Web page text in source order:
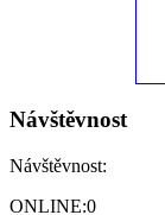
Návštěvnost
Návštěvnost:
ONLINE:0